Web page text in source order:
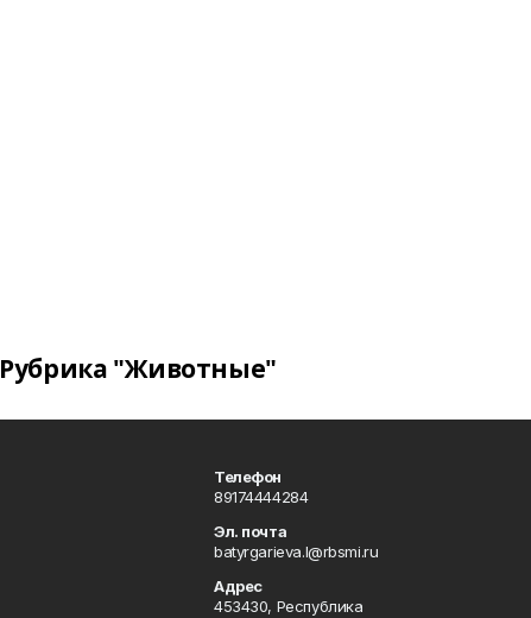
Рубрика "Животные"
Телефон
89174444284
Эл. почта
batyrgarieva.l@rbsmi.ru
Адрес
453430, Республика